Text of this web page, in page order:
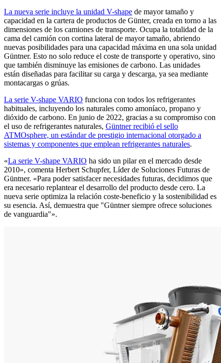
La nueva serie incluye la unidad V-shape de mayor tamaño y
capacidad en la cartera de productos de Günter, creada en torno a las
dimensiones de los camiones de transporte. Ocupa la totalidad de la
cama del camión con cortina lateral de mayor tamaño, abriendo
nuevas posibilidades para una capacidad máxima en una sola unidad
Güntner. Esto no solo reduce el coste de transporte y operativo, sino
que también disminuye las emisiones de carbono. Las unidades
están diseñadas para facilitar su carga y descarga, ya sea mediante
montacargas o grúas.
La serie V-shape VARIO funciona con todos los refrigerantes
habituales, incluyendo los naturales como amoníaco, propano y
dióxido de carbono. En junio de 2022, gracias a su compromiso con
el uso de refrigerantes naturales, Güntner recibió el sello
ATMOsphere, un estándar de prestigio internacional otorgado a
sistemas y componentes que emplean refrigerantes naturales.
«La serie V-shape VARIO ha sido un pilar en el mercado desde
2010», comenta Herbert Schupfer, Líder de Soluciones Futuras de
Güntner. «Para poder satisfacer necesidades futuras, decidimos que
era necesario replantear el desarrollo del producto desde cero. La
nueva serie optimiza la relación coste-beneficio y la sostenibilidad es
su esencia. Así, demuestra que "Güntner siempre ofrece soluciones
de vanguardia"».